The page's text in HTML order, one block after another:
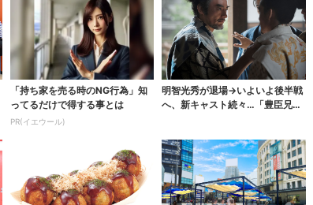
「持ち家を売る時のNG行為」知
ってるだけで得する事とは
PR(イエウール)
明智光秀が退場→いよいよ後半戦
へ、新キャスト続々…「豊臣兄